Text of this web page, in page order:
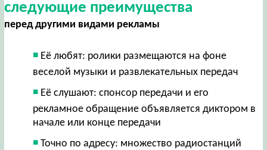
следующие преимущества
перед другими видами рекламы
Её любят: ролики размещаются на фоне
веселой музыки и развлекательных передач
Её слушают: спонсор передачи и его
рекламное обращение объявляется диктором в
начале или конце передачи
Точно по адресу: множество радиостанций